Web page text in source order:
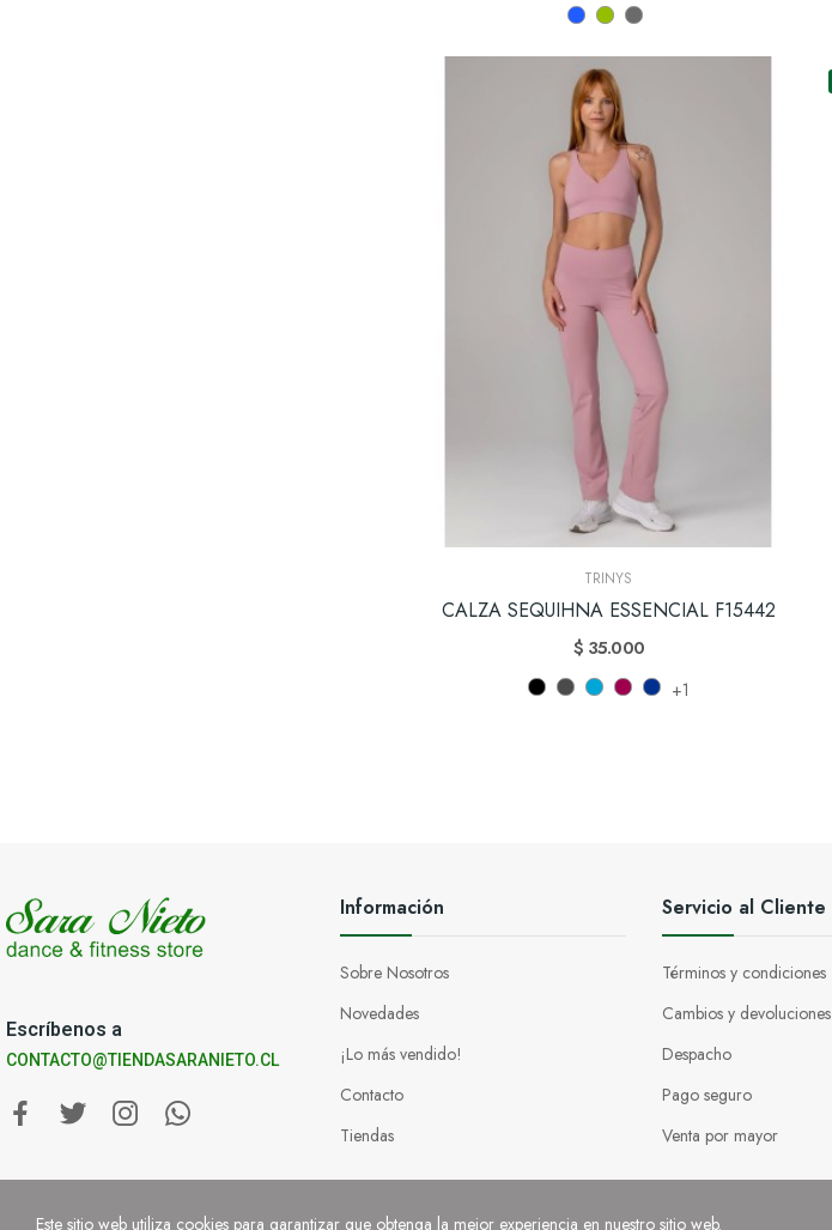
TRINYS
CALZA SEQUIHNA ESSENCIAL F15442
$ 35.000
+1
Escríbenos a
CONTACTO@TIENDASARANIETO.CL
Información
Sobre Nosotros
Novedades
¡Lo más vendido!
Contacto
Tiendas
Servicio al Cliente
Términos y condiciones
Cambios y devoluciones
Despacho
Pago seguro
Venta por mayor
Este sitio web utiliza cookies para garantizar que obtenga la mejor experiencia en nuestro sitio web.